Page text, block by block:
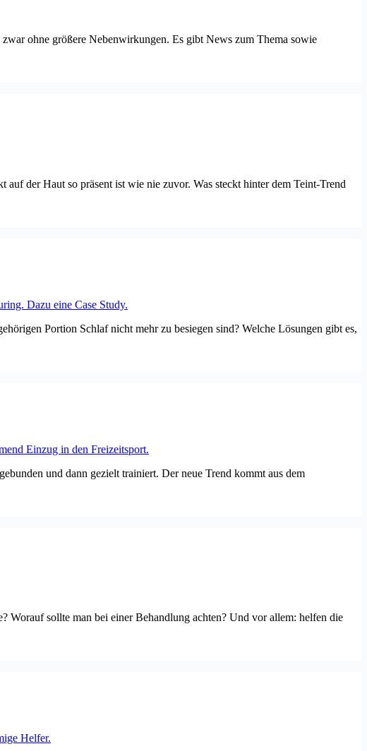
ohne größere Nebenwirkungen. Es gibt News zum Thema sowie
der Haut so präsent ist wie nie zuvor. Was steckt hinter dem Teint-Trend
Portion Schlaf nicht mehr zu besiegen sind? Welche Lösungen gibt es,
und dann gezielt trainiert. Der neue Trend kommt aus dem
Worauf sollte man bei einer Behandlung achten? Und vor allem: helfen die